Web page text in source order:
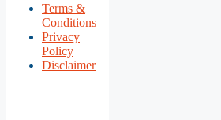
Terms &
Conditions
Privacy
Policy
Disclaimer